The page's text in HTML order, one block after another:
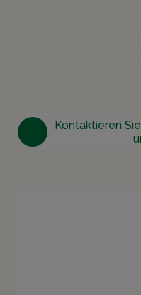
Kontaktieren